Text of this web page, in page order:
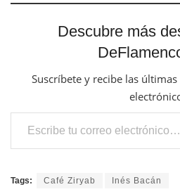
Descubre más
Suscríbete y recibe las
Escribe tu correo electrónico…
Tags: Café Ziryab Inés Bacán